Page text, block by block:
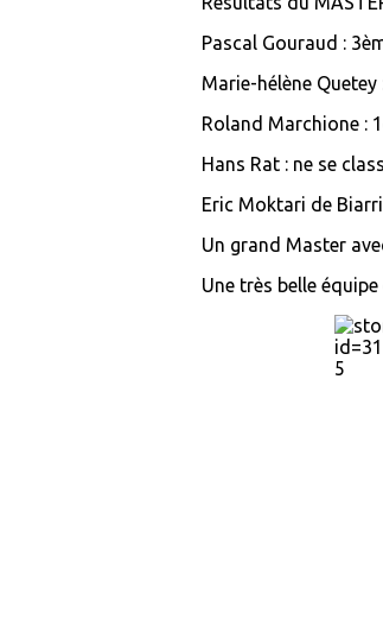
Pascal Gouraud :
Marie-hélène Quetey
Roland Marchione :
Hans Rat : ne se
Eric Moktari de
Un grand Master
Une très belle